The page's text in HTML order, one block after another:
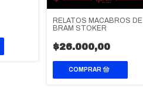
RELATOS MACABROS DE
BRAM STOKER
$26.000,00